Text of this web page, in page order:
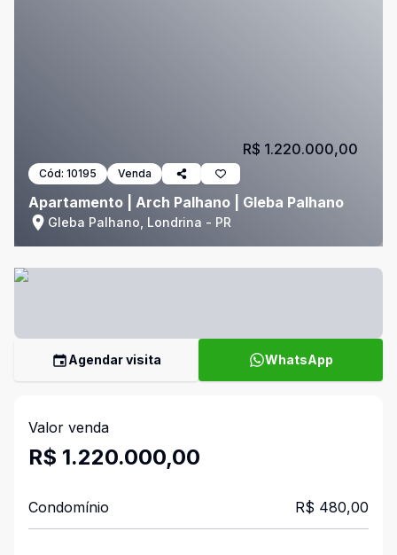
Cód: 10195 Venda
Apartamento | Arch Palhano | Gleba Palhano
Gleba Palhano, Londrina - PR
R$ 1.220.000,00
Agendar visita WhatsApp
Valor venda
R$ 1.220.000,00
Condomínio R$ 480,00